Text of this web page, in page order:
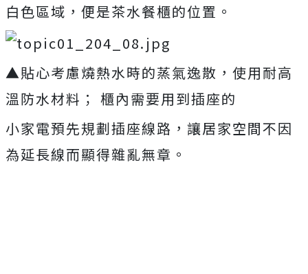
白色區域，便是茶水餐櫃的位置。
▲貼心考慮燒熱水時的蒸氣逸散，使用耐高
溫防水材料； 櫃內需要用到插座的
小家電預先規劃插座線路，讓居家空間不因
為延長線而顯得雜亂無章。